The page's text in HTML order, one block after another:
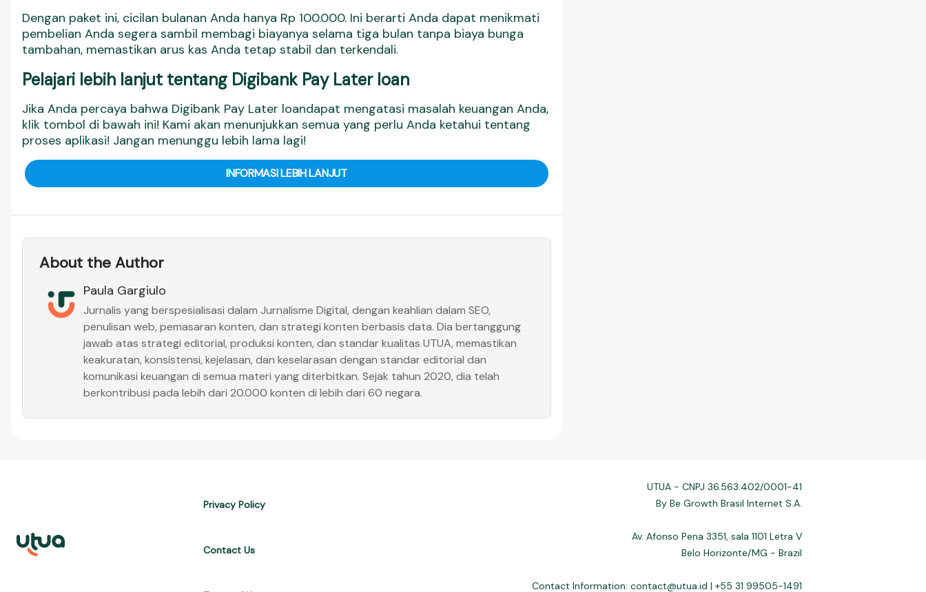
Dengan paket ini, cicilan bulanan Anda hanya Rp 100.000. Ini berarti Anda dapat menikmati
pembelian Anda segera sambil membagi biayanya selama tiga bulan tanpa biaya bunga
tambahan, memastikan arus kas Anda tetap stabil dan terkendali.
Pelajari lebih lanjut tentang Digibank Pay Later loan
Jika Anda percaya bahwa Digibank Pay Later loandapat mengatasi masalah keuangan Anda,
klik tombol di bawah ini! Kami akan menunjukkan semua yang perlu Anda ketahui tentang
proses aplikasi! Jangan menunggu lebih lama lagi!
INFORMASI LEBIH LANJUT
About the Author
Paula Gargiulo
Jurnalis yang berspesialisasi dalam Jurnalisme Digital, dengan keahlian dalam SEO,
penulisan web, pemasaran konten, dan strategi konten berbasis data. Dia bertanggung
jawab atas strategi editorial, produksi konten, dan standar kualitas UTUA, memastikan
keakuratan, konsistensi, kejelasan, dan keselarasan dengan standar editorial dan
komunikasi keuangan di semua materi yang diterbitkan. Sejak tahun 2020, dia telah
berkontribusi pada lebih dari 20.000 konten di lebih dari 60 negara.
Privacy Policy
Contact Us
UTUA - CNPJ 36.563.402/0001-41
By Be Growth Brasil Internet S.A.
Av. Afonso Pena 3351, sala 1101 Letra V
Belo Horizonte/MG - Brazil
Contact Information:contact@utua.id | +55 31 99505-1491